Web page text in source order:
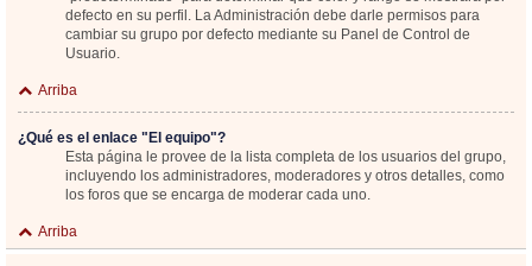
defecto en su perfil. La Administración debe darle permisos para
cambiar su grupo por defecto mediante su Panel de Control de
Usuario.
Arriba
¿Qué es el enlace "El equipo"?
Esta página le provee de la lista completa de los usuarios del grupo,
incluyendo los administradores, moderadores y otros detalles, como
los foros que se encarga de moderar cada uno.
Arriba